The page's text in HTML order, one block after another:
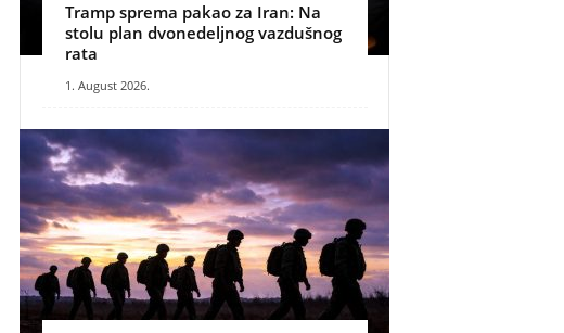
Tramp sprema pakao za Iran: Na
stolu plan dvonedeljnog vazdušnog
rata
1. August 2026.